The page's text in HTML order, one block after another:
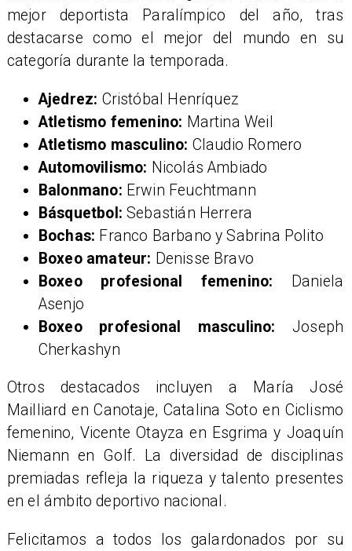
mejor deportista Paralímpico del año, tras
destacarse como el mejor del mundo en su
categoría durante la temporada.
Ajedrez: Cristóbal Henríquez
Atletismo femenino: Martina Weil
Atletismo masculino: Claudio Romero
Automovilismo: Nicolás Ambiado
Balonmano: Erwin Feuchtmann
Básquetbol: Sebastián Herrera
Bochas: Franco Barbano y Sabrina Polito
Boxeo amateur: Denisse Bravo
Boxeo profesional femenino: Daniela
Asenjo
Boxeo profesional masculino: Joseph
Cherkashyn
Otros destacados incluyen a María José
Mailliard en Canotaje, Catalina Soto en Ciclismo
femenino, Vicente Otayza en Esgrima y Joaquín
Niemann en Golf. La diversidad de disciplinas
premiadas refleja la riqueza y talento presentes
en el ámbito deportivo nacional.
Felicitamos a todos los galardonados por su